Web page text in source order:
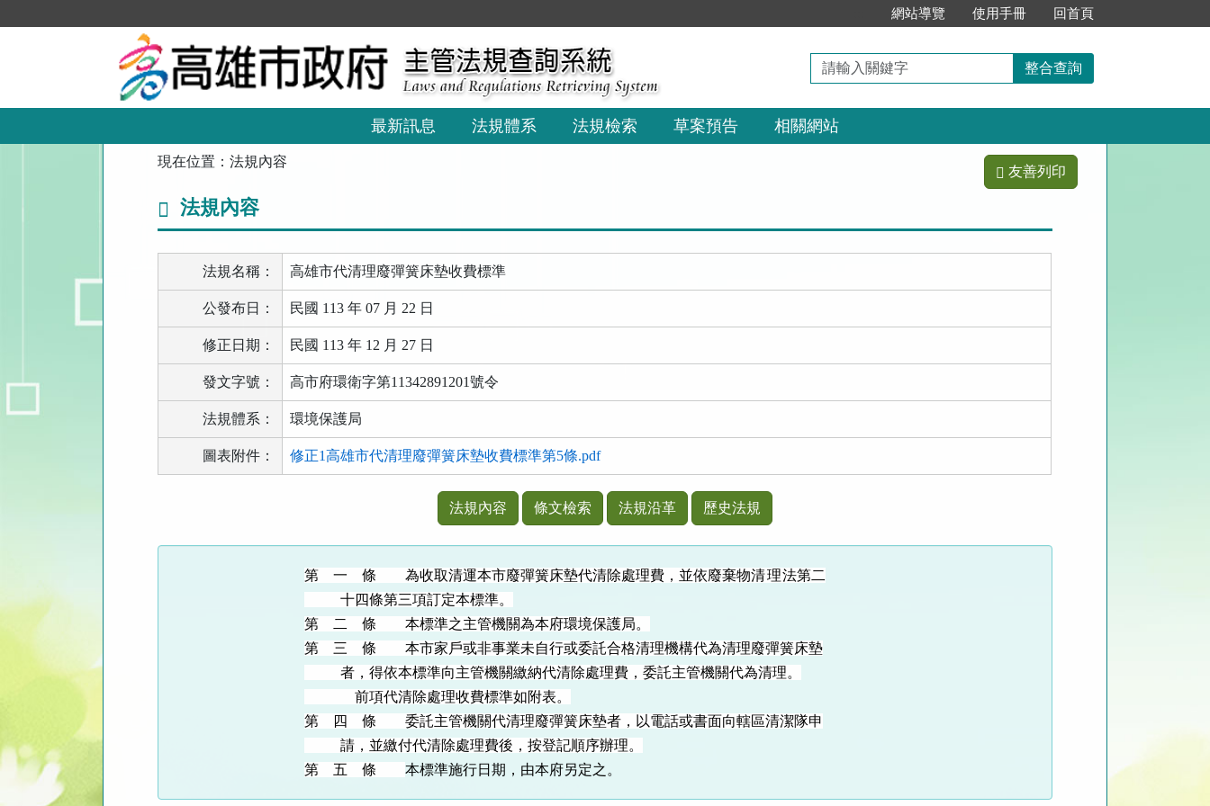
到
網站導覽 使用手冊 回首頁
請
輸
入
關
鍵
整合查詢
最新訊息 法規體系 法規檢索 草案預告 相關網站
現在位置：法規內容
友善列印
法規內容
法規名稱： 高雄市代清理廢彈簧床墊收費標準
公發布日： 民國 113 年 07 月 22 日
修正日期： 民國 113 年 12 月 27 日
發文字號： 高市府環衛字第11342891201號令
法規體系： 環境保護局
圖表附件： 修正1高雄市代清理廢彈簧床墊收費標準第5條.pdf
功
法規內容 條文檢索 法規沿革 歷史法規
第 一 條 為收取清運本市廢彈簧床墊代清除處理費，並依廢棄物清理法第二
十四條第三項訂定本標準。
第 二 條 本標準之主管機關為本府環境保護局。
第 三 條 本市家戶或非事業未自行或委託合格清理機構代為清理廢彈簧床墊
者，得依本標準向主管機關繳納代清除處理費，委託主管機關代為清理。
前項代清除處理收費標準如附表。
第 四 條 委託主管機關代清理廢彈簧床墊者，以電話或書面向轄區清潔隊申
請，並繳付代清除處理費後，按登記順序辦理。
第 五 條本標準施行日期，由本府另定之。